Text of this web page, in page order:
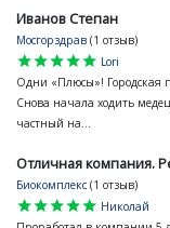
Иванов Степан
Мосгорздрав (1 отзыв)
star
star
star
star
star
Lori
Одни «Плюсы»! Городская
Снова начала ходить
частный на...
Отличная компания.
Биокомплекс (1 отзыв)
star
star
star
star
star
Николай